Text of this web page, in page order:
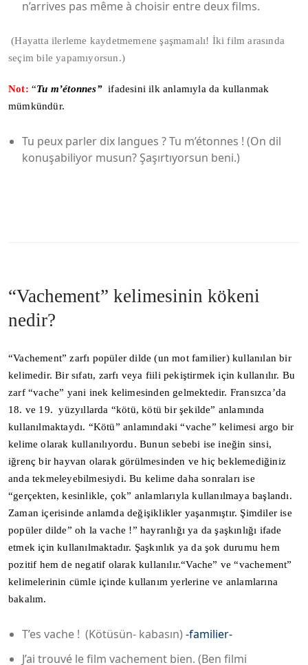
n’arrives pas même à choisir entre deux films.
(Hayatta ilerleme kaydetmemene şaşmamalı! İki film arasında
seçim bile yapamıyorsun.)
Not: “Tu m’étonnes”ifadesini ilk anlamıyla da kullanmak
mümkündür.
Tu peux parler dix langues ? Tu m’étonnes ! (On dil
konuşabiliyor musun? Şaşırtıyorsun beni.)
“Vachement” kelimesinin kökeni
nedir?
“Vachement” zarfı popüler dilde (un mot familier) kullanılan bir
kelimedir. Bir sıfatı, zarfı veya fiili pekiştirmek için kullanılır. Bu
zarf “vache” yani inek kelimesinden gelmektedir. Fransızca’da
18. ve 19. yüzyıllarda “kötü, kötü bir şekilde” anlamında
kullanılmaktaydı. “Kötü” anlamındaki “vache” kelimesi argo bir
kelime olarak kullanılıyordu. Bunun sebebi ise ineğin sinsi,
iğrenç bir hayvan olarak görülmesinden ve hiç beklemediğiniz
anda tekmeleyebilmesiydi. Bu kelime daha sonraları ise
“gerçekten, kesinlikle, çok” anlamlarıyla kullanılmaya başlandı.
Zaman içerisinde anlamda değişiklikler yaşanmıştır. Şimdiler ise
popüler dilde” oh la vache !” hayranlığı ya da şaşkınlığı ifade
etmek için kullanılmaktadır. Şaşkınlık ya da şok durumu hem
pozitif hem de negatif olarak kullanılır.“Vache” ve “vachement”
kelimelerinin cümle içinde kullanım yerlerine ve anlamlarına
bakalım.
T’es vache ! (Kötüsün- kabasın) -familier-
J’ai trouvé le film vachement bien. (Ben filmi